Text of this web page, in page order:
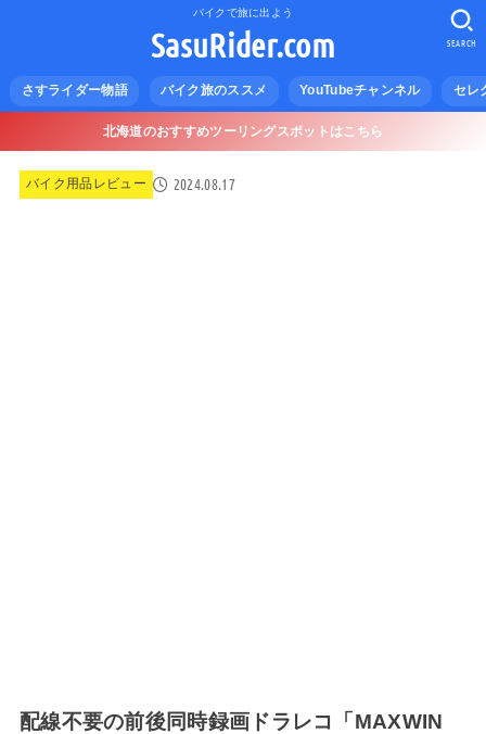
バイクで旅に出よう
SasuRider.com
さすライダー物語 バイク旅のススメ YouTubeチャンネル セレ
SEARCH
北海道のおすすめツーリングスポットはこちら
バイク用品レビュー 2024.08.17
配線不要の前後同時録画ドラレコ「MAXWIN